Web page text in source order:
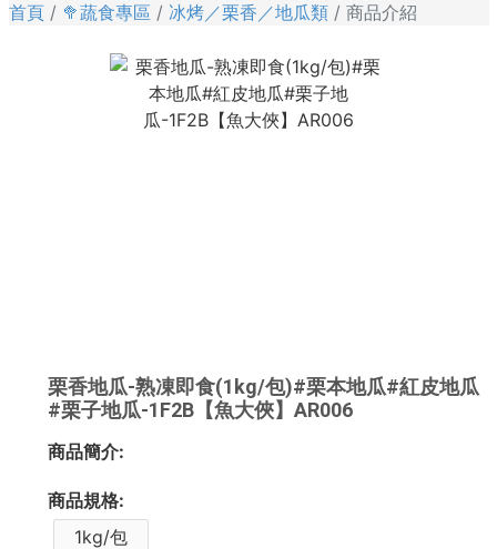
首頁 🥦蔬食專區 冰烤／栗香／地瓜類 商品介紹
栗香地瓜-熟凍即食(1kg/包)#栗本地瓜#紅皮地瓜
#栗子地瓜-1F2B【魚大俠】AR006
商品簡介:
商品規格:
1kg/包